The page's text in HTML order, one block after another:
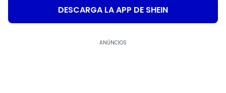
DESCARGA LA APP DE SHEIN
ANÚNCIOS